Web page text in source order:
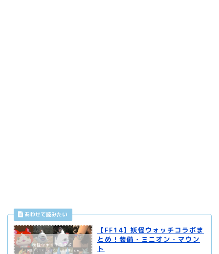
【FF14】妖怪ウォッチコラボま
とめ！装備・ミニオン・マウン
ト